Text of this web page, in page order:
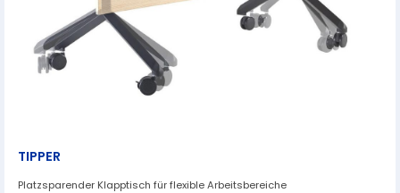
TIPPER
Platzsparender Klapptisch für flexible Arbeitsbereiche